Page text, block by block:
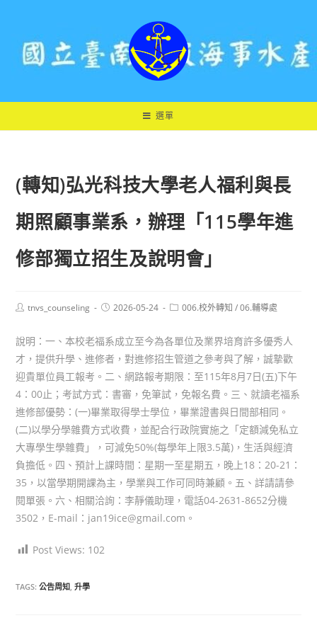
選單
(轉知)弘光科技大學老人福利與長
期照顧事業系，辦理「115學年進
修部獨立招生及說明會」
Posttnvs_counseling
Post2026-05-24
Post006.校外轉知 / 06.輔導處
說明：一、本校老福系成立至今為各單位及業界培育許多優秀人
才，提供升學、進修者，對進修招生管道之參考與了解，誠摯歡
迎貴單位員工報考。二、網路報考期限：至115年8月7日(五)下午
4：00止；考試方式：書審，免筆試，免報名費。三、就讀老福系
進修部優勢：(一)畢業取得學士學位，畢業證書與日間部相同。
(二)以學分學雜費方式收費，並配合行政院實施之「定額減免私立
大專學生學雜費」，可減免50%(每學年上限3.5萬)，生活與經濟
負擔低。四、預計上課時間：星期一至星期五，晚上18：20-21：
35，以當學期開課為主，學業與工作可同時兼顧。五、詳請請參
閱單張。六、相關洽詢：李靜儀助理，電話04-2631-8652分機
3502，E-mail：jan19ice@gmail.com。
Post Views: 102
TAGS:公告周知 升學